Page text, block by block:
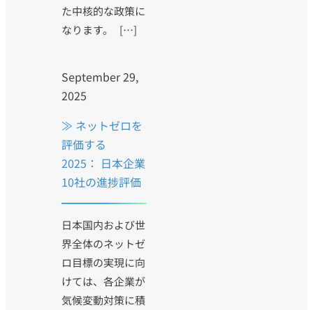
た中核的な政策に
なります。 […]
September 29,
2025
≫ ネットゼロを
評価する
2025： 日本企業
10社の進捗評価
日本国内および世
界全体のネットゼ
ロ目標の実現に向
けては、各企業が
気候変動対策に積